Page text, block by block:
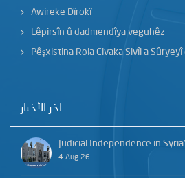
Awireke Dîrokî
Lêpirsîn û dadmendîya veguhêz
Pêşxistina Rola Civaka Sivîl a
آخر الأخبار
Judicial Independence in
4 Aug 26